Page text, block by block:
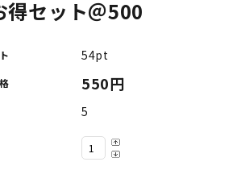
得セット＠500
54pt
550円
5